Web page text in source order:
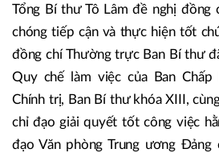
Tổng Bí thư Tô Lâm đề nghị đồng
chóng tiếp cận và thực hiện tốt
đồng chí Thường trực Ban Bí thư
Quy chế làm việc của Ban Chấp
Chính trị, Ban Bí thư khóa XIII,
chỉ đạo giải quyết tốt công việc
đạo Văn phòng Trung ương Đảng